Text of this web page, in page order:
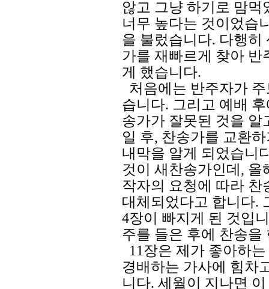
않고 그냥 하기로 맘
너무 높다는 것이었습
을 불렀습니다. 다행히
가를 재빠르게 찾아 반
게 했습니다.
처음에는 반주자가
습니다. 그리고 예배
송가가 잘못된 것을 알
일 후, 찬송가를 교환
내막을 알게 되었습니
것이 새찬송가인데, 올
작자의 요청에 따라
대체되었다고 합니다.
4장이 빠지게 된 것입
주를 들은 후에 찬송을
11장은 제가 좋아하
경배하는 가사에 힘차
니다. 세월이 지나면